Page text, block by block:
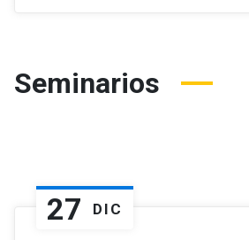
Seminarios
27 DIC